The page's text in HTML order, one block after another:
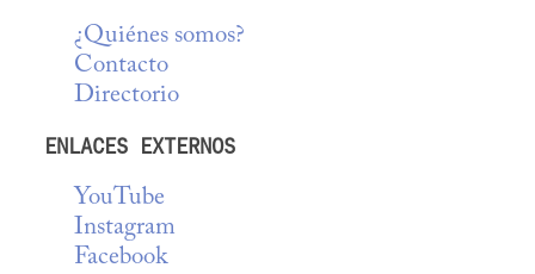
¿Quiénes somos?
Contacto
Directorio
ENLACES EXTERNOS
YouTube
Instagram
Facebook